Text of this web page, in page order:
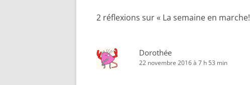
2 réflexions sur « La semaine en marche!
Dorothée
22 novembre 2016 à 7 h 53 min